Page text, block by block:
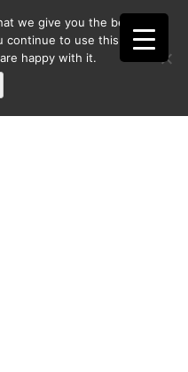
we give you the best
to use this site we
happy with it.